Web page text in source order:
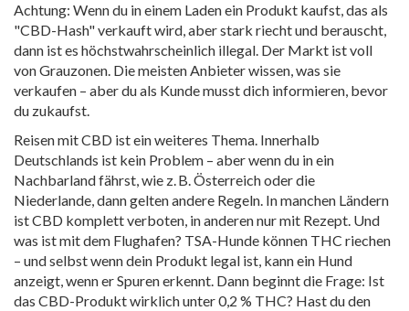
Achtung: Wenn du in einem Laden ein Produkt kaufst, das als
"CBD-Hash" verkauft wird, aber stark riecht und berauscht,
dann ist es höchstwahrscheinlich illegal. Der Markt ist voll
von Grauzonen. Die meisten Anbieter wissen, was sie
verkaufen – aber du als Kunde musst dich informieren, bevor
du zukaufst.
Reisen mit CBD ist ein weiteres Thema. Innerhalb
Deutschlands ist kein Problem – aber wenn du in ein
Nachbarland fährst, wie z. B. Österreich oder die
Niederlande, dann gelten andere Regeln. In manchen Ländern
ist CBD komplett verboten, in anderen nur mit Rezept. Und
was ist mit dem Flughafen? TSA-Hunde können THC riechen
– und selbst wenn dein Produkt legal ist, kann ein Hund
anzeigt, wenn er Spuren erkennt. Dann beginnt die Frage: Ist
das CBD-Produkt wirklich unter 0,2 % THC? Hast du den